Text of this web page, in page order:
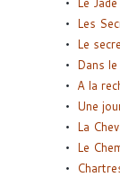
Les
Le
Dans
A la
Une
La
Le